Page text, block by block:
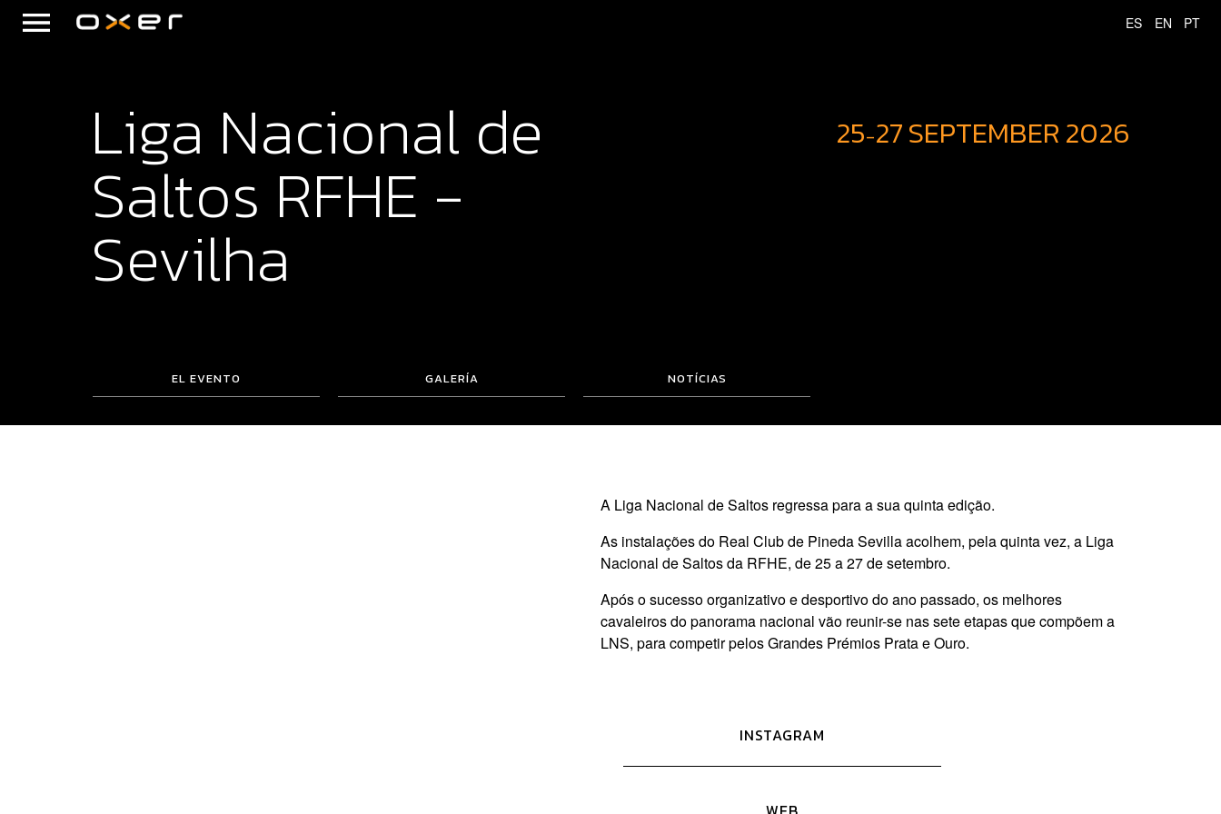
Liga Nacional de
Saltos RFHE -
Sevilha
25-27SEPTEMBER2026
EL EVENTO GALERÍA NOTÍCIAS
A Liga Nacional de Saltos regressa para a sua quinta edição.
As instalações do Real Club de Pineda Sevilla acolhem, pela quinta vez, a Liga
Nacional de Saltos da RFHE, de 25 a 27 de setembro.
Após o sucesso organizativo e desportivo do ano passado, os melhores
cavaleiros do panorama nacional vão reunir-se nas sete etapas que compõem a
LNS, para competir pelos Grandes Prémios Prata e Ouro.
INSTAGRAM